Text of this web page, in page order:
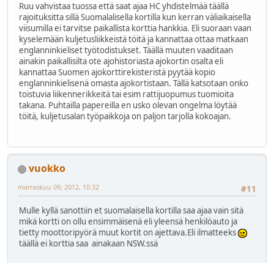
Ruu vahvistaa tuossa että saat ajaa HC yhdistelmää täällä
rajoituksitta sillä Suomalalisella kortilla kun kerran väliaikaisella
viisumilla ei tarvitse paikallista korttia hankkia. Eli suoraan vaan
kyselemään kuljetusliikkeistä töitä ja kannattaa ottaa matkaan
englanninkieliset työtodistukset. Täällä muuten vaaditaan
ainakin paikallisilta ote ajohistoriasta ajokortin osalta eli
kannattaa Suomen ajokorttirekisteristä pyytää kopio
englanninkielisenä omasta ajokortistaan. Tällä katsotaan onko
toistuvia liikennerikkeitä tai esim rattijuopumus tuomioita
takana. Puhtailla papereilla en usko olevan ongelma löytää
töitä, kuljetusalan työpaikkoja on paljon tarjolla kokoajan.
vuokko
#11
marraskuu 09, 2012, 10:32
Mulle kyllä sanottiin et suomalaisella kortilla saa ajaa vain sitä
mikä kortti on ollu ensimmäisenä eli yleensä henkilöauto ja
tietty moottoripyörä muut kortit on ajettava.Eli ilmatteeks
täällä ei korttia saa ainakaan NSW.ssä